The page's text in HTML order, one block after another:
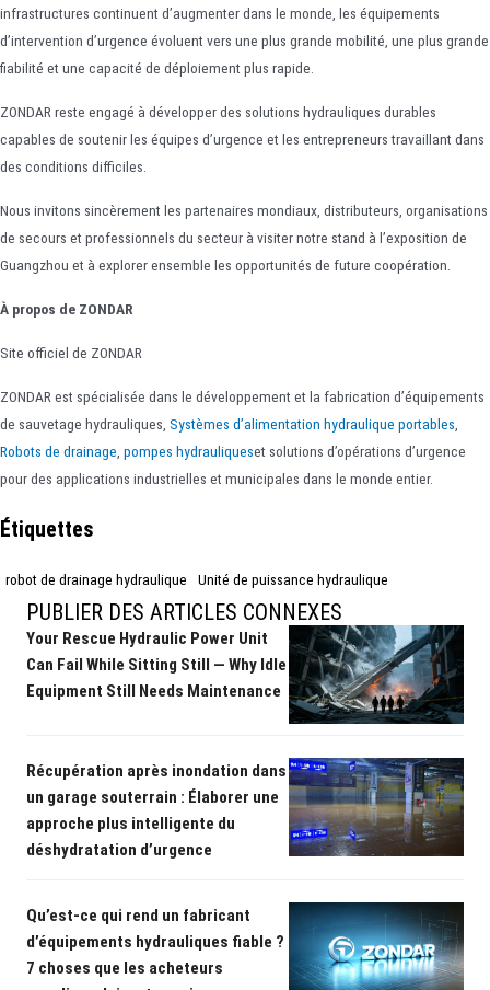
infrastructures continuent d’augmenter dans le monde, les équipements
d’intervention d’urgence évoluent vers une plus grande mobilité, une plus grande
fiabilité et une capacité de déploiement plus rapide.
ZONDAR reste engagé à développer des solutions hydrauliques durables
capables de soutenir les équipes d’urgence et les entrepreneurs travaillant dans
des conditions difficiles.
Nous invitons sincèrement les partenaires mondiaux, distributeurs, organisations
de secours et professionnels du secteur à visiter notre stand à l’exposition de
Guangzhou et à explorer ensemble les opportunités de future coopération.
À propos de ZONDAR
Site officiel de ZONDAR
ZONDAR est spécialisée dans le développement et la fabrication d’équipements
de sauvetage hydrauliques, Systèmes d’alimentation hydraulique portables,
Robots de drainage, pompes hydrauliqueset solutions d’opérations d’urgence
pour des applications industrielles et municipales dans le monde entier.
Étiquettes
robot de drainage hydraulique Unité de puissance hydraulique
PUBLIER DES ARTICLES CONNEXES
Your Rescue Hydraulic Power Unit
Can Fail While Sitting Still — Why Idle
Equipment Still Needs Maintenance
Récupération après inondation dans
un garage souterrain : Élaborer une
approche plus intelligente du
déshydratation d’urgence
Qu’est-ce qui rend un fabricant
d’équipements hydrauliques fiable ?
7 choses que les acheteurs